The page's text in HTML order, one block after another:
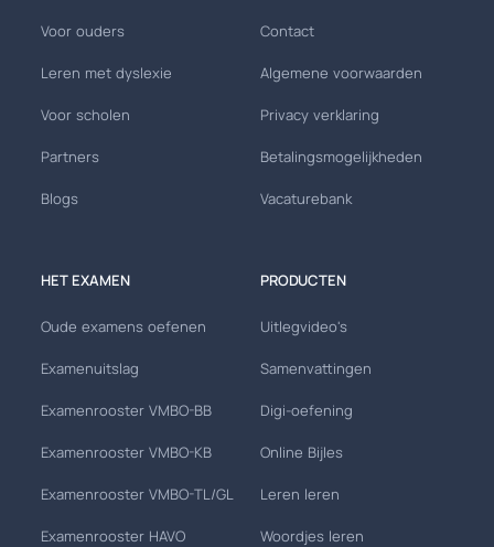
Voor ouders
Leren met dyslexie
Voor scholen
Partners
Blogs
Contact
Algemene voorwaarden
Privacy verklaring
Betalingsmogelijkheden
Vacaturebank
HET EXAMEN
Oude examens oefenen
Examenuitslag
Examenrooster VMBO-BB
Examenrooster VMBO-KB
Examenrooster VMBO-TL/GL
Examenrooster HAVO
PRODUCTEN
Uitlegvideo's
Samenvattingen
Digi-oefening
Online Bijles
Leren leren
Woordjes leren